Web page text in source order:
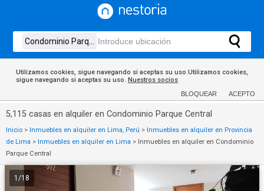
Utilizamos cookies, sigue navegando si aceptas su uso.Utilizamos cookies,
sigue navegando si aceptas su uso. Nuestros socios
BLOQUEAR ACEPTO
5,115 casas en alquiler en Condominio Parque Central
Inicio > Inmuebles en alquiler en Lima, Perú > Inmuebles en alquiler en Provincia
de Lima > Inmuebles en alquiler en Lima > Inmuebles en alquiler en Condominio
Parque Central
1 /18